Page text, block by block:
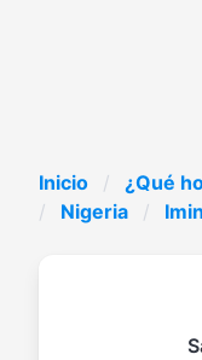
Inicio ¿Qué
Nigeria